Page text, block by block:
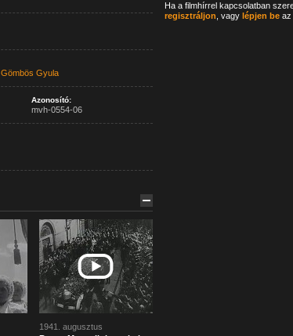
Gömbös Gyula
Azonosító:
mvh-0554-06
1941. augusztus
Ha a filmhírrel kapcsolatban
regisztráljon , vagy lépjen beaz